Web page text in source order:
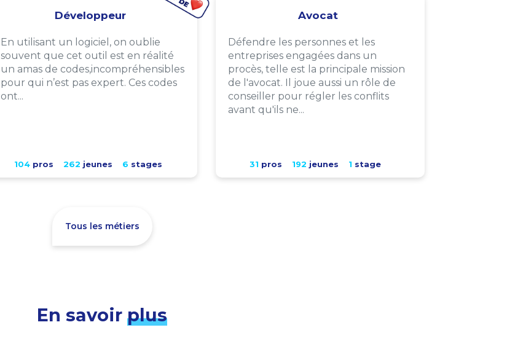
Développeur
En utilisant un logiciel, on oublie
souvent que cet outil est en réalité
un amas de codes,incompréhensibles
pour qui n’est pas expert. Ces codes
ont...
104pros 262 jeunes 6 stages
Avocat
Défendre les personnes et les
entreprises engagées dans un
procès, telle est la principale mission
de l'avocat. Il joue aussi un rôle de
conseiller pour régler les conflits
avant qu'ils ne...
31 pros 192 jeunes 1 stage
Tous les métiers
En savoir plus